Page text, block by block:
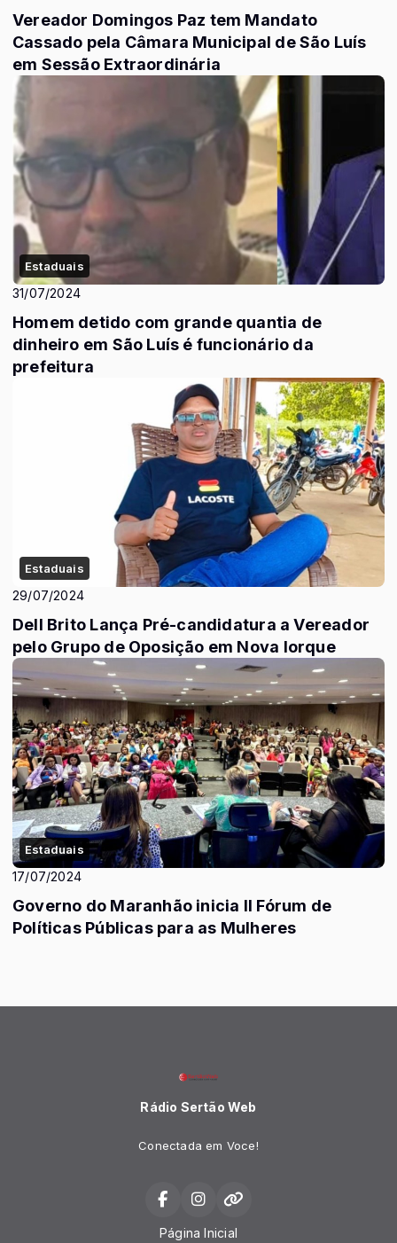
Vereador Domingos Paz tem Mandato
Cassado pela Câmara Municipal de São Luís
em Sessão Extraordinária
Estaduais
31/07/2024
Homem detido com grande quantia de
dinheiro em São Luís é funcionário da
prefeitura
Estaduais
29/07/2024
Dell Brito Lança Pré-candidatura a Vereador
pelo Grupo de Oposição em Nova Iorque
Estaduais
17/07/2024
Governo do Maranhão inicia II Fórum de
Políticas Públicas para as Mulheres
Rádio Sertão Web
Conectada em Voce!
Página Inicial